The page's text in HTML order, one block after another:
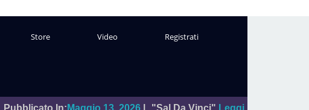
Store Video Registrati
Maggio 13, 2026| "Sal Da Vinci" Leggi Da:La foto del giorno